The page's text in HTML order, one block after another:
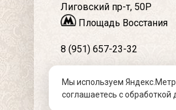
Лиговский пр-т, 50Р
Площадь Восстания
8 (951) 657-23-32
8 (812) 981-93-34
Модная женская одежда
Мы используем
соглашаетесь с обработкой